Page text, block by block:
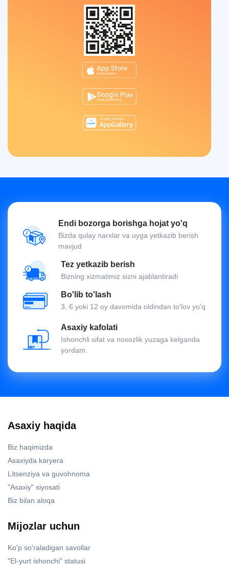
Endi bozorga borishga hojat yo'q
Bizda qulay narxlar va uyga yetkazib berish
mavjud
Tez yetkazib berish
Bizning xizmatimiz sizni ajablantiradi
Bo'lib to'lash
3, 6 yoki 12 oy davomida oldindan to'lov yo'q
Asaxiy kafolati
Ishonchli sifat va nosozlik yuzaga kelganda
yordam.
Asaxiy haqida
Biz haqimizda
Asaxiyda karyera
Litsenziya va guvohnoma
"Asaxiy" siyosati
Biz bilan aloqa
Mijozlar uchun
Ko'p so'raladigan savollar
"El-yurt ishonchi" statusi